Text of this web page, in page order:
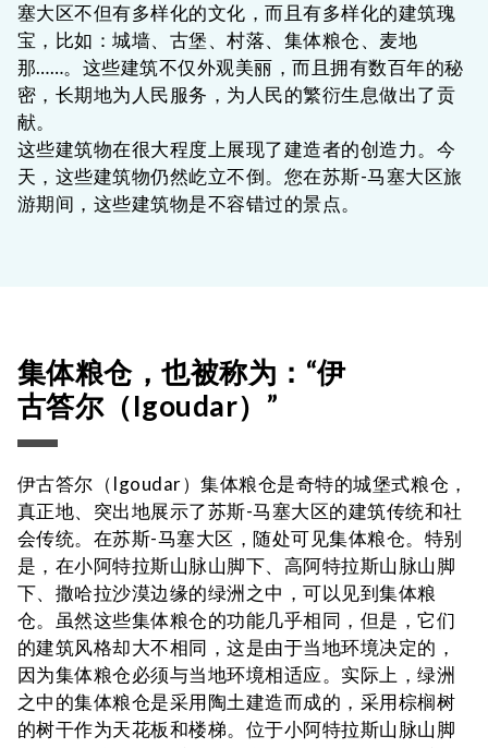
塞大区不但有多样化的文化，而且有多样化的建筑瑰
宝，比如：城墙、古堡、村落、集体粮仓、麦地
那……。这些建筑不仅外观美丽，而且拥有数百年的秘
密，长期地为人民服务，为人民的繁衍生息做出了贡
献。
这些建筑物在很大程度上展现了建造者的创造力。今
天，这些建筑物仍然屹立不倒。您在苏斯-马塞大区旅
游期间，这些建筑物是不容错过的景点。
集体粮仓，也被称为：“伊
古答尔（Igoudar）”
伊古答尔（Igoudar）集体粮仓是奇特的城堡式粮仓，
真正地、突出地展示了苏斯-马塞大区的建筑传统和社
会传统。在苏斯-马塞大区，随处可见集体粮仓。特别
是，在小阿特拉斯山脉山脚下、高阿特拉斯山脉山脚
下、撒哈拉沙漠边缘的绿洲之中，可以见到集体粮
仓。虽然这些集体粮仓的功能几乎相同，但是，它们
的建筑风格却大不相同，这是由于当地环境决定的，
因为集体粮仓必须与当地环境相适应。实际上，绿洲
之中的集体粮仓是采用陶土建造而成的，采用棕榈树
的树干作为天花板和楼梯。位于小阿特拉斯山脉山脚